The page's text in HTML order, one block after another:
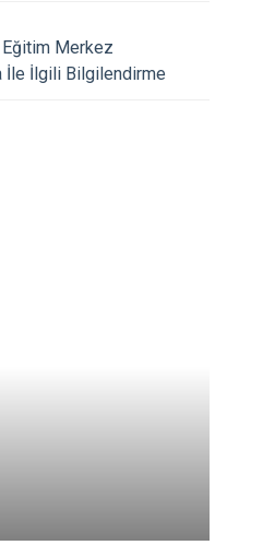
Eğitim Merkez
İle İlgili Bilgilendirme